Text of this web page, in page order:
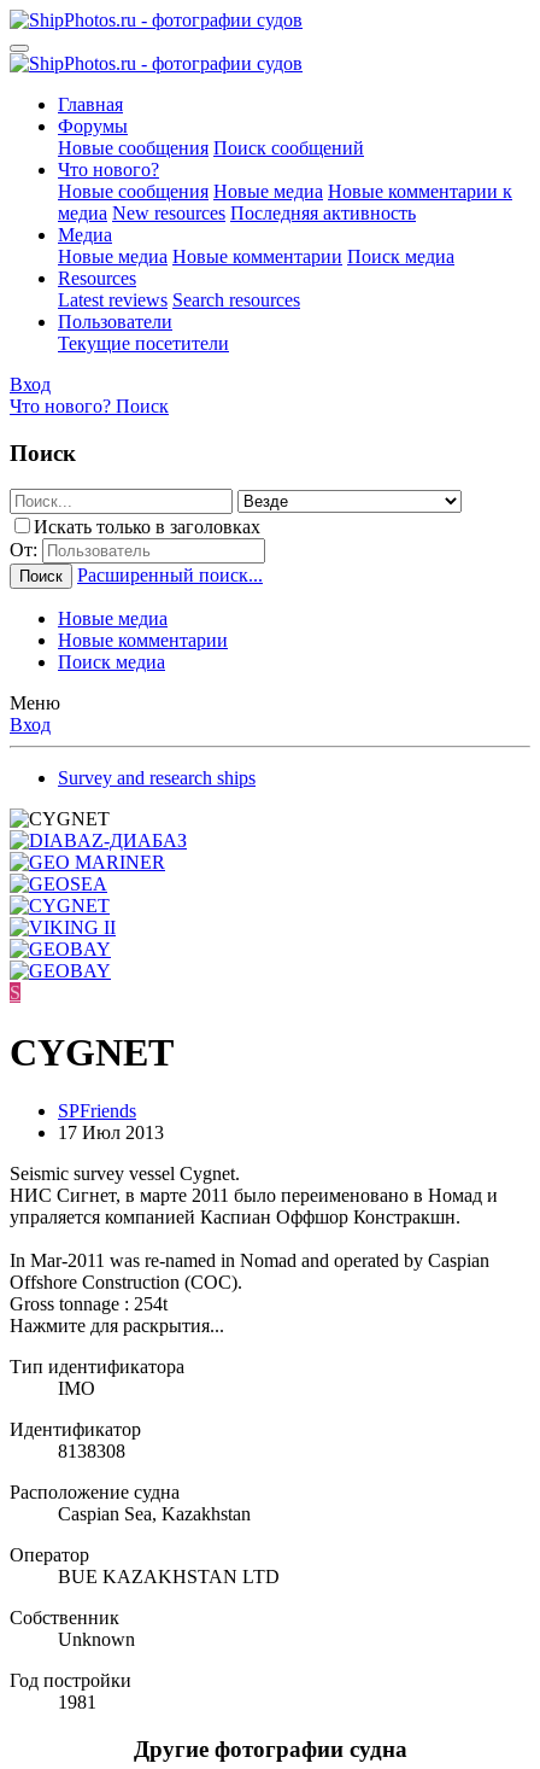
Главная
Форумы
Новые сообщения Поиск сообщений
Что нового?
Новые сообщения Новые медиа Новые комментарии к
медиа New resources Последняя активность
Медиа
Новые медиа Новые комментарии Поиск медиа
Resources
Latest reviews Search resources
Пользователи
Текущие посетители
Вход
Что нового? Поиск
Поиск
Искать только в заголовках
От:
Поиск Расширенный поиск...
Новые медиа
Новые комментарии
Поиск медиа
Меню
Вход
Survey and research ships
S
CYGNET
SPFriends
17 Июл 2013
Seismic survey vessel Cygnet.
НИС Сигнет, в марте 2011 было переименовано в Номад и
упраляется компанией Каспиан Оффшор Констракшн.
In Mar-2011 was re-named in Nomad and operated by Caspian
Offshore Construction (COC).
Gross tonnage : 254t
Нажмите для раскрытия...
Тип идентификатора
IMO
Идентификатор
8138308
Расположение судна
Caspian Sea, Kazakhstan
Оператор
BUE KAZAKHSTAN LTD
Собственник
Unknown
Год постройки
1981
Другие фотографии судна